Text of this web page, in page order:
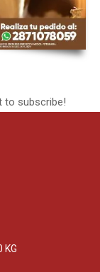
to subscribe!
KG